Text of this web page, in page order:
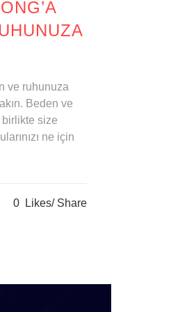
ve ruhunuza
Beden ve
birlikte size
ne için
0 Likes Share